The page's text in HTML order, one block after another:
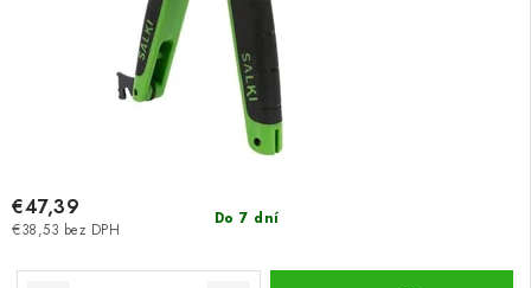
Do 7 dní
€38,53 bez DPH
€47,39